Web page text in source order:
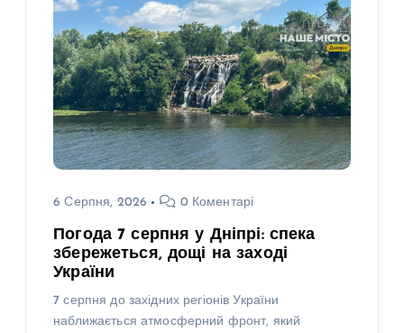
6 Серпня, 2026 0 Коментарі
Погода 7 серпня у Дніпрі: спека
збережеться, дощі на заході
України
7 серпня до західних регіонів України
наближається атмосферний фронт, який